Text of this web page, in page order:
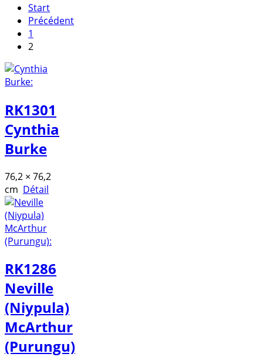
Start
Précédent
1
2
RK1301
Cynthia
Burke
76,2 × 76,2
cm Détail
RK1286
Neville
(Niypula)
McArthur
(Purungu)